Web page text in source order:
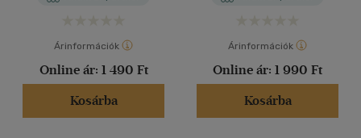
Árinformációk
Online ár: 1 490 Ft
Kosárba
Árinformációk
Online ár: 1 990 Ft
Kosárba